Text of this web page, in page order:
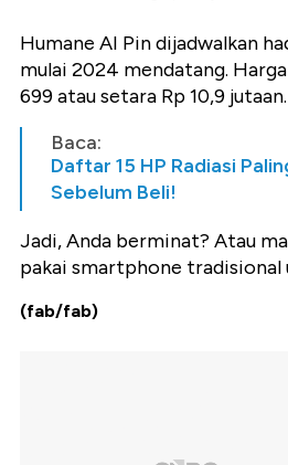
Humane AI Pin dijadwalkan
mulai 2024 mendatang.
699 atau setara Rp 10,9 jutaan.
Baca:
Daftar 15 HP Radiasi
Sebelum Beli!
Jadi, Anda berminat? Atau
pakai smartphone tradisional
(fab/fab)